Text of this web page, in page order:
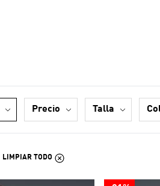
precio talla
LIMPIAR TODO